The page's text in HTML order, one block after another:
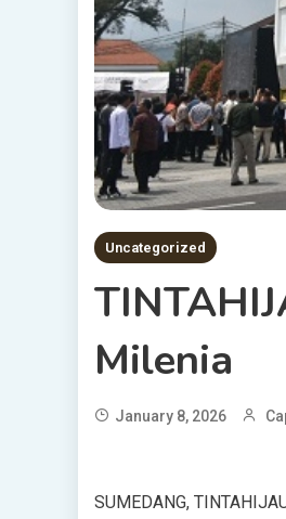
Uncategorized
Milenia
January 8, 2026
SUMEDANG,